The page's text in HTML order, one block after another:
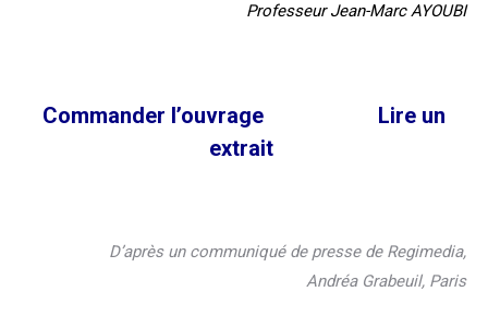
Professeur Jean-Marc AYOUBI
Commander l’ouvrage
Lire un
extrait
D’après un communiqué de presse de Regimedia,
Andréa Grabeuil, Paris